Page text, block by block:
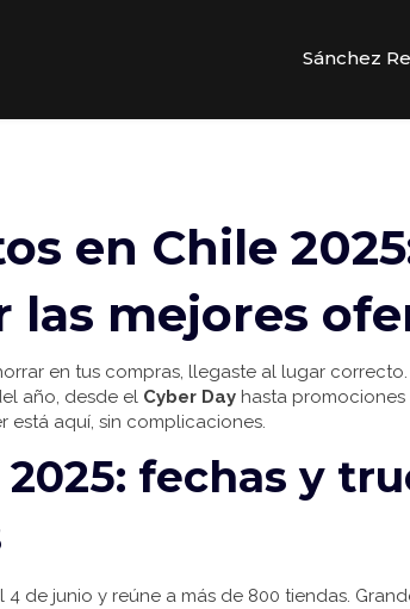
Sánchez
en Chile
las mejores
en tus compras, llegaste al lugar
año, desde el Cyber Day hasta promociones
está aquí, sin complicaciones.
fechas y
4 de junio y reúne a más de 800 tiendas.